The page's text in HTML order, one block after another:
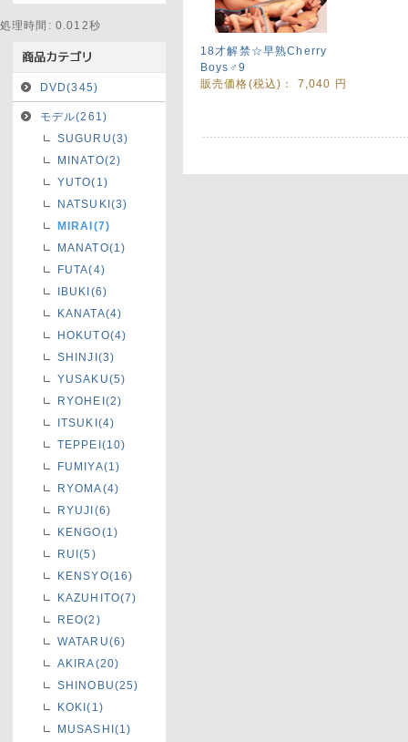
処理時間: 0.012秒
DVD(345)
モデル(261)
SUGURU(3)
MINATO(2)
YUTO(1)
NATSUKI(3)
MIRAI(7)
MANATO(1)
FUTA(4)
IBUKI(6)
KANATA(4)
HOKUTO(4)
SHINJI(3)
YUSAKU(5)
RYOHEI(2)
ITSUKI(4)
TEPPEI(10)
FUMIYA(1)
RYOMA(4)
RYUJI(6)
KENGO(1)
RUI(5)
KENSYO(16)
KAZUHITO(7)
REO(2)
WATARU(6)
AKIRA(20)
SHINOBU(25)
KOKI(1)
MUSASHI(1)
18才解禁☆早熟Cherry
Boys♂9
販売価格(税込)： 7,040 円